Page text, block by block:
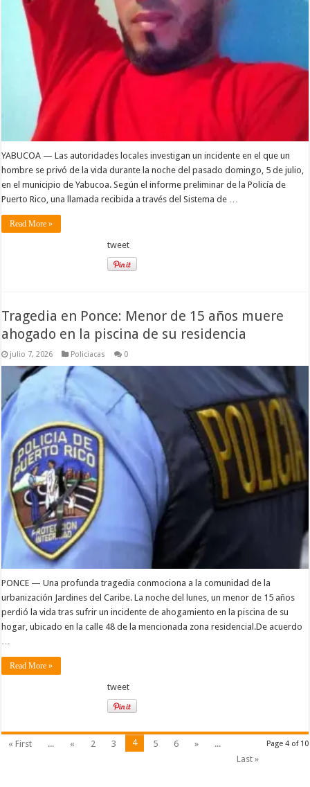
YABUCOA — Las autoridades locales investigan un incidente en el que un
hombre se privó de la vida durante la noche del pasado domingo, 5 de julio,
en el municipio de Yabucoa. Según el informe preliminar de la Policía de
Puerto Rico, una llamada recibida a través del Sistema de …
Read More »
tweet
Tragedia en Ponce: Menor de 15 años muere
ahogado en la piscina de su residencia
julio 7, 2026 Policiacas 0
PONCE — Una profunda tragedia conmociona a la comunidad de la
urbanización Jardines del Caribe. La noche del lunes, un menor de 15 años
perdió la vida tras sufrir un incidente de ahogamiento en la piscina de su
hogar, ubicado en la calle 48 de la mencionada zona residencial.De acuerdo
…
Read More »
tweet
Page 4 of 10
« First ... « 2 3 4 5 6 »
...
Last »